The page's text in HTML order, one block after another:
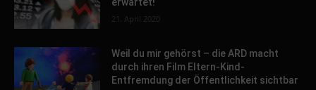
21. April 2020
Weil du mir gehörst – die ARD macht
durch ihren Film Eltern-Kind-
Entfremdung der Öffentlichkeit sichtbar